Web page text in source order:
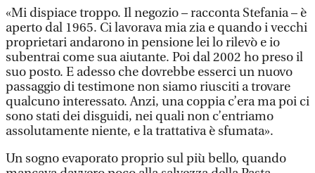
«Mi dispiace troppo. Il negozio – racconta Stefania – è
aperto dal 1965. Ci lavorava mia zia e quando i vecchi
proprietari andarono in pensione lei lo rilevò e io
subentrai come sua aiutante. Poi dal 2002 ho preso il
suo posto. E adesso che dovrebbe esserci un nuovo
passaggio di testimone non siamo riusciti a trovare
qualcuno interessato. Anzi, una coppia c’era ma poi ci
sono stati dei disguidi, nei quali non c’entriamo
assolutamente niente, e la trattativa è sfumata».
Un sogno evaporato proprio sul più bello, quando